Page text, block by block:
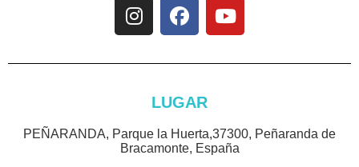
LUGAR
PEÑARANDA, Parque la Huerta,37300, Peñaranda de
Bracamonte, España